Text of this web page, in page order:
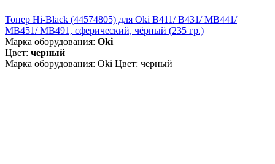
Тонер Hi-Black (44574805) для Oki B411/ B431/ MB441/
MB451/ MB491, сферический, чёрный (235 гр.)
Марка оборудования: Oki
Цвет: черный
Марка оборудования: Oki Цвет: черный